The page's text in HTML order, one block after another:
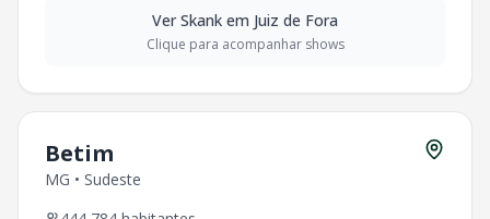
VerSkank em Juiz de Fora
Clique para acompanhar shows
Betim
MG • Sudeste